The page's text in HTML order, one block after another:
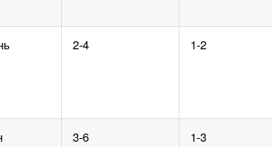
2-4 1-2
3-6 1-3